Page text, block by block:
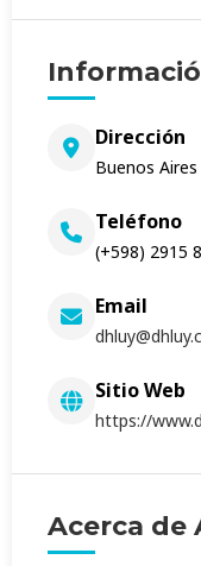
Dirección
Buenos
Teléfono
(+598) 2915
Email
Sitio Web
https://
Acerca de